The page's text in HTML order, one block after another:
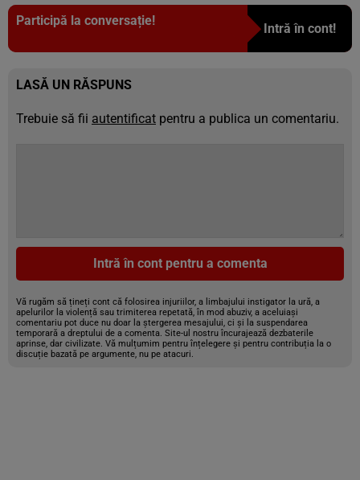
Participă la conversație!
Intră în cont!
LASĂ UN RĂSPUNS
Trebuie să fii autentificat pentru a publica un comentariu.
Intră în cont pentru a comenta
Vă rugăm să țineți cont că folosirea injuriilor, a limbajului instigator la ură, a
apelurilor la violență sau trimiterea repetată, în mod abuziv, a aceluiași
comentariu pot duce nu doar la ștergerea mesajului, ci și la suspendarea
temporară a dreptului de a comenta. Site-ul nostru încurajează dezbaterile
aprinse, dar civilizate. Vă mulțumim pentru înțelegere și pentru contribuția la o
discuție bazată pe argumente, nu pe atacuri.